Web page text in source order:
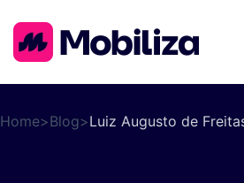
Home>Blog>Luiz Augusto de